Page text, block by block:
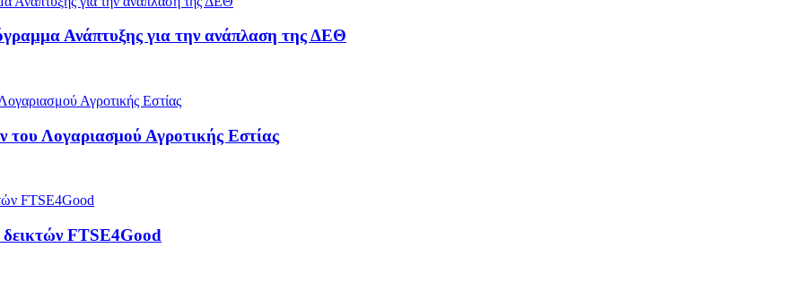
Ανάπτυξης για την ανάπλαση της ΔΕΘ
Λογαριασμού Αγροτικής Εστίας
δεικτών FTSE4Good